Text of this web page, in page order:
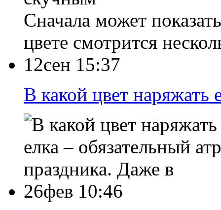
Сначала может
цвете смотрится
12сен 15:37
В какой цвет наряжать
елка – обязательный
праздника. Даже в
26фев 10:46